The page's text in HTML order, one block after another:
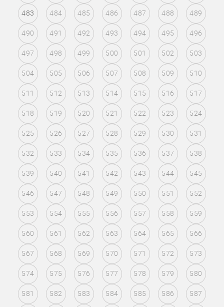
483 484 485 486 487 488 489
490 491 492 493 494 495 496
497 498 499 500 501 502 503
504 505 506 507 508 509 510
511 512 513 514 515 516 517
518 519 520 521 522 523 524
525 526 527 528 529 530 531
532 533 534 535 536 537 538
539 540 541 542 543 544 545
546 547 548 549 550 551 552
553 554 555 556 557 558 559
560 561 562 563 564 565 566
567 568 569 570 571 572 573
574 575 576 577 578 579 580
581 582 583 584 585 586 587